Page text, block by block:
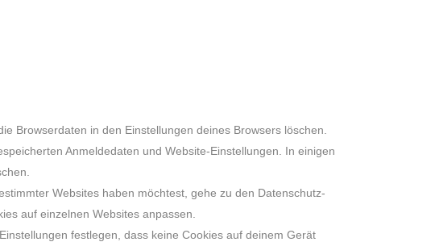
Browserdaten in den Einstellungen deines Browsers löschen.
Anmeldedaten und Website-Einstellungen. In einigen
Websites haben möchtest, gehe zu den Datenschutz-
auf einzelnen Websites anpassen.
festlegen, dass keine Cookies auf deinem Gerät